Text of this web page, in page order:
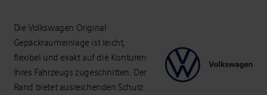
Die Volkswagen Original
Gepäckraumeinlage ist leicht,
flexibel und exakt auf die Konturen
Ihres Fahrzeugs zugeschnitten. Der
Rand bietet ausreichenden Schutz